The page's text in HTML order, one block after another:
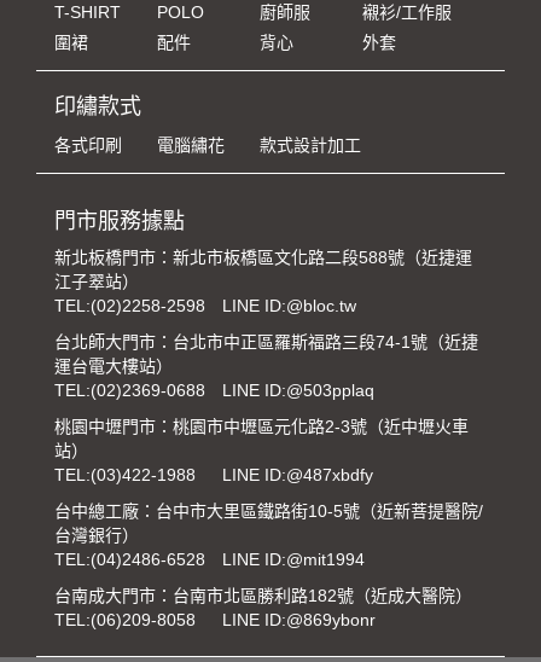
T-SHIRT POLO 廚師服
襯衫/工作服
圍裙
配件 背心 外套
印繡款式
各式印刷 電腦繡花 款式設計加工
門市服務據點
新北板橋門市：新北市板橋區文化路二段588號（近捷運
江子翠站）
TEL:(02)2258-2598
LINE ID:@bloc.tw
台北師大門市：台北市中正區羅斯福路三段74-1號（近捷
運台電大樓站）
TEL:(02)2369-0688
LINE ID:@503pplaq
桃園中壢門市：桃園市中壢區元化路2-3號（近中壢火車
站）
TEL:(03)422-1988
LINE ID:@487xbdfy
台中總工廠：台中市大里區鐵路街10-5號（近新菩提醫院/
台灣銀行）
TEL:(04)2486-6528
LINE ID:@mit1994
台南成大門市：台南市北區勝利路182號（近成大醫院）
TEL:(06)209-8058 LINE ID:@869ybonr